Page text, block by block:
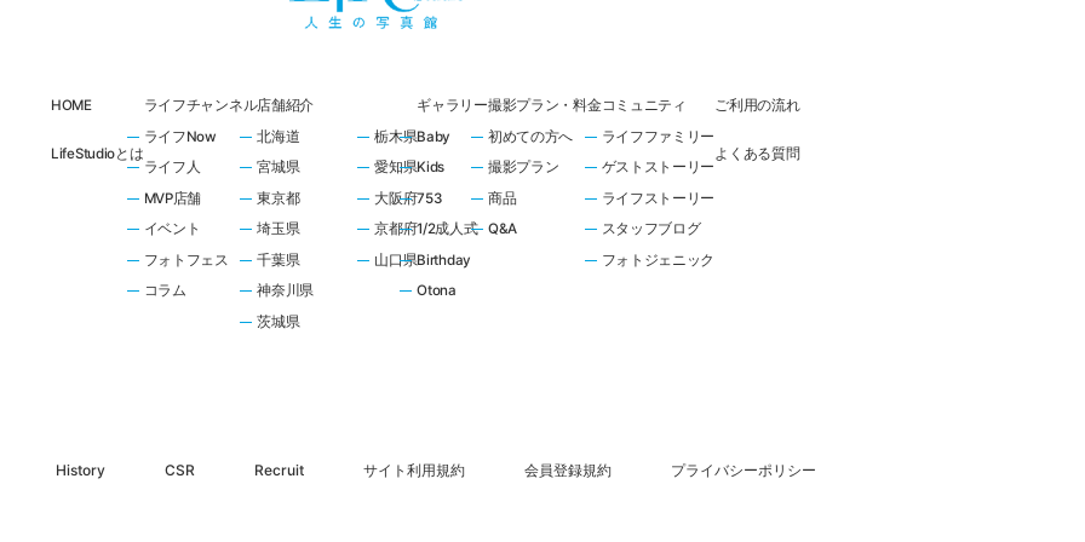
HOME
LifeStudioとは
ライフチャンネル
ライフNow
ライフ人
MVP店舗
イベント
フォトフェス
コラム
店舗紹介
北海道
宮城県
東京都
埼玉県
千葉県
神奈川県
茨城県
栃木県
愛知県
大阪府
京都府
山口県
ギャラリー
Baby
Kids
753
1/2成人式
Birthday
Otona
撮影プラン・料金
初めての方へ
撮影プラン
商品
Q&A
コミュニティ
ライフファミリー
ゲストストーリー
ライフストーリー
スタッフブログ
フォトジェニック
ご利用の流れ
よくある質問
History CSR Recruit サイト利用規約 会員登録規約 プライバシーポリシー